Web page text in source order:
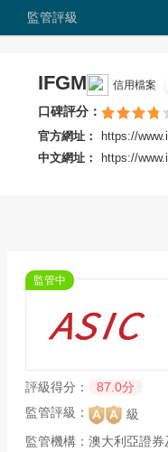
監管評級
IFGM 信用檔案
口碑評分：
官方網址：
https://
中文網址：
https://
監管中
評級得分：
87.0分
監管評級：
級
監管機構： 澳大利亞證